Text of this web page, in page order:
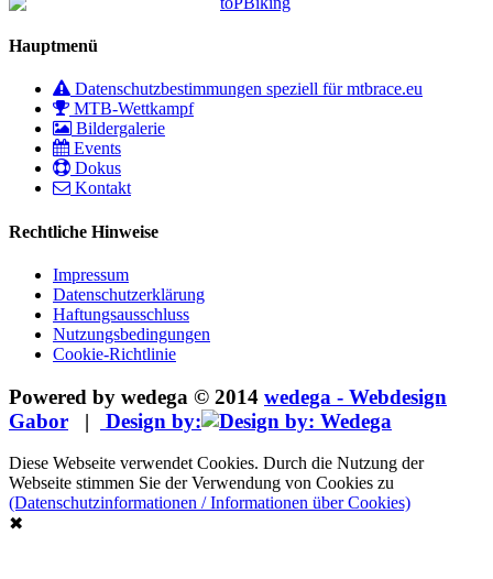
Hauptmenü
Datenschutzbestimmungen speziell für mtbrace.eu
MTB-Wettkampf
Bildergalerie
Events
Dokus
Kontakt
Rechtliche Hinweise
Impressum
Datenschutzerklärung
Haftungsausschluss
Nutzungsbedingungen
Cookie-Richtlinie
Powered by wedega © 2014 wedega - Webdesign
Gabor | Design by:
Diese Webseite verwendet Cookies. Durch die Nutzung der
Webseite stimmen Sie der Verwendung von Cookies zu
(Datenschutzinformationen / Informationen über Cookies)
✖